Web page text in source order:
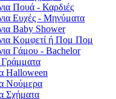
Πουά - Καρδιές
Ευχές - Μηνύματα
Baby Shower
Κομφετί ή Πομ Πομ
Γάμου - Bachelor
Halloween
Νούμερα
Σχήματα